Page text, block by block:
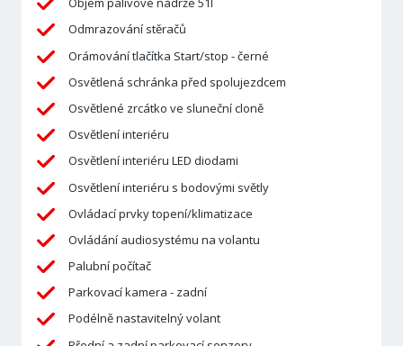
Odmrazování stěračů
Orámování tlačítka Start/stop - černé
Osvětlená schránka před spolujezdcem
Osvětlené zrcátko ve sluneční cloně
Osvětlení interiéru
Osvětlení interiéru LED diodami
Osvětlení interiéru s bodovými světly
Ovládací prvky topení/klimatizace
Ovládání audiosystému na volantu
Palubní počítač
Parkovací kamera - zadní
Podélně nastavitelný volant